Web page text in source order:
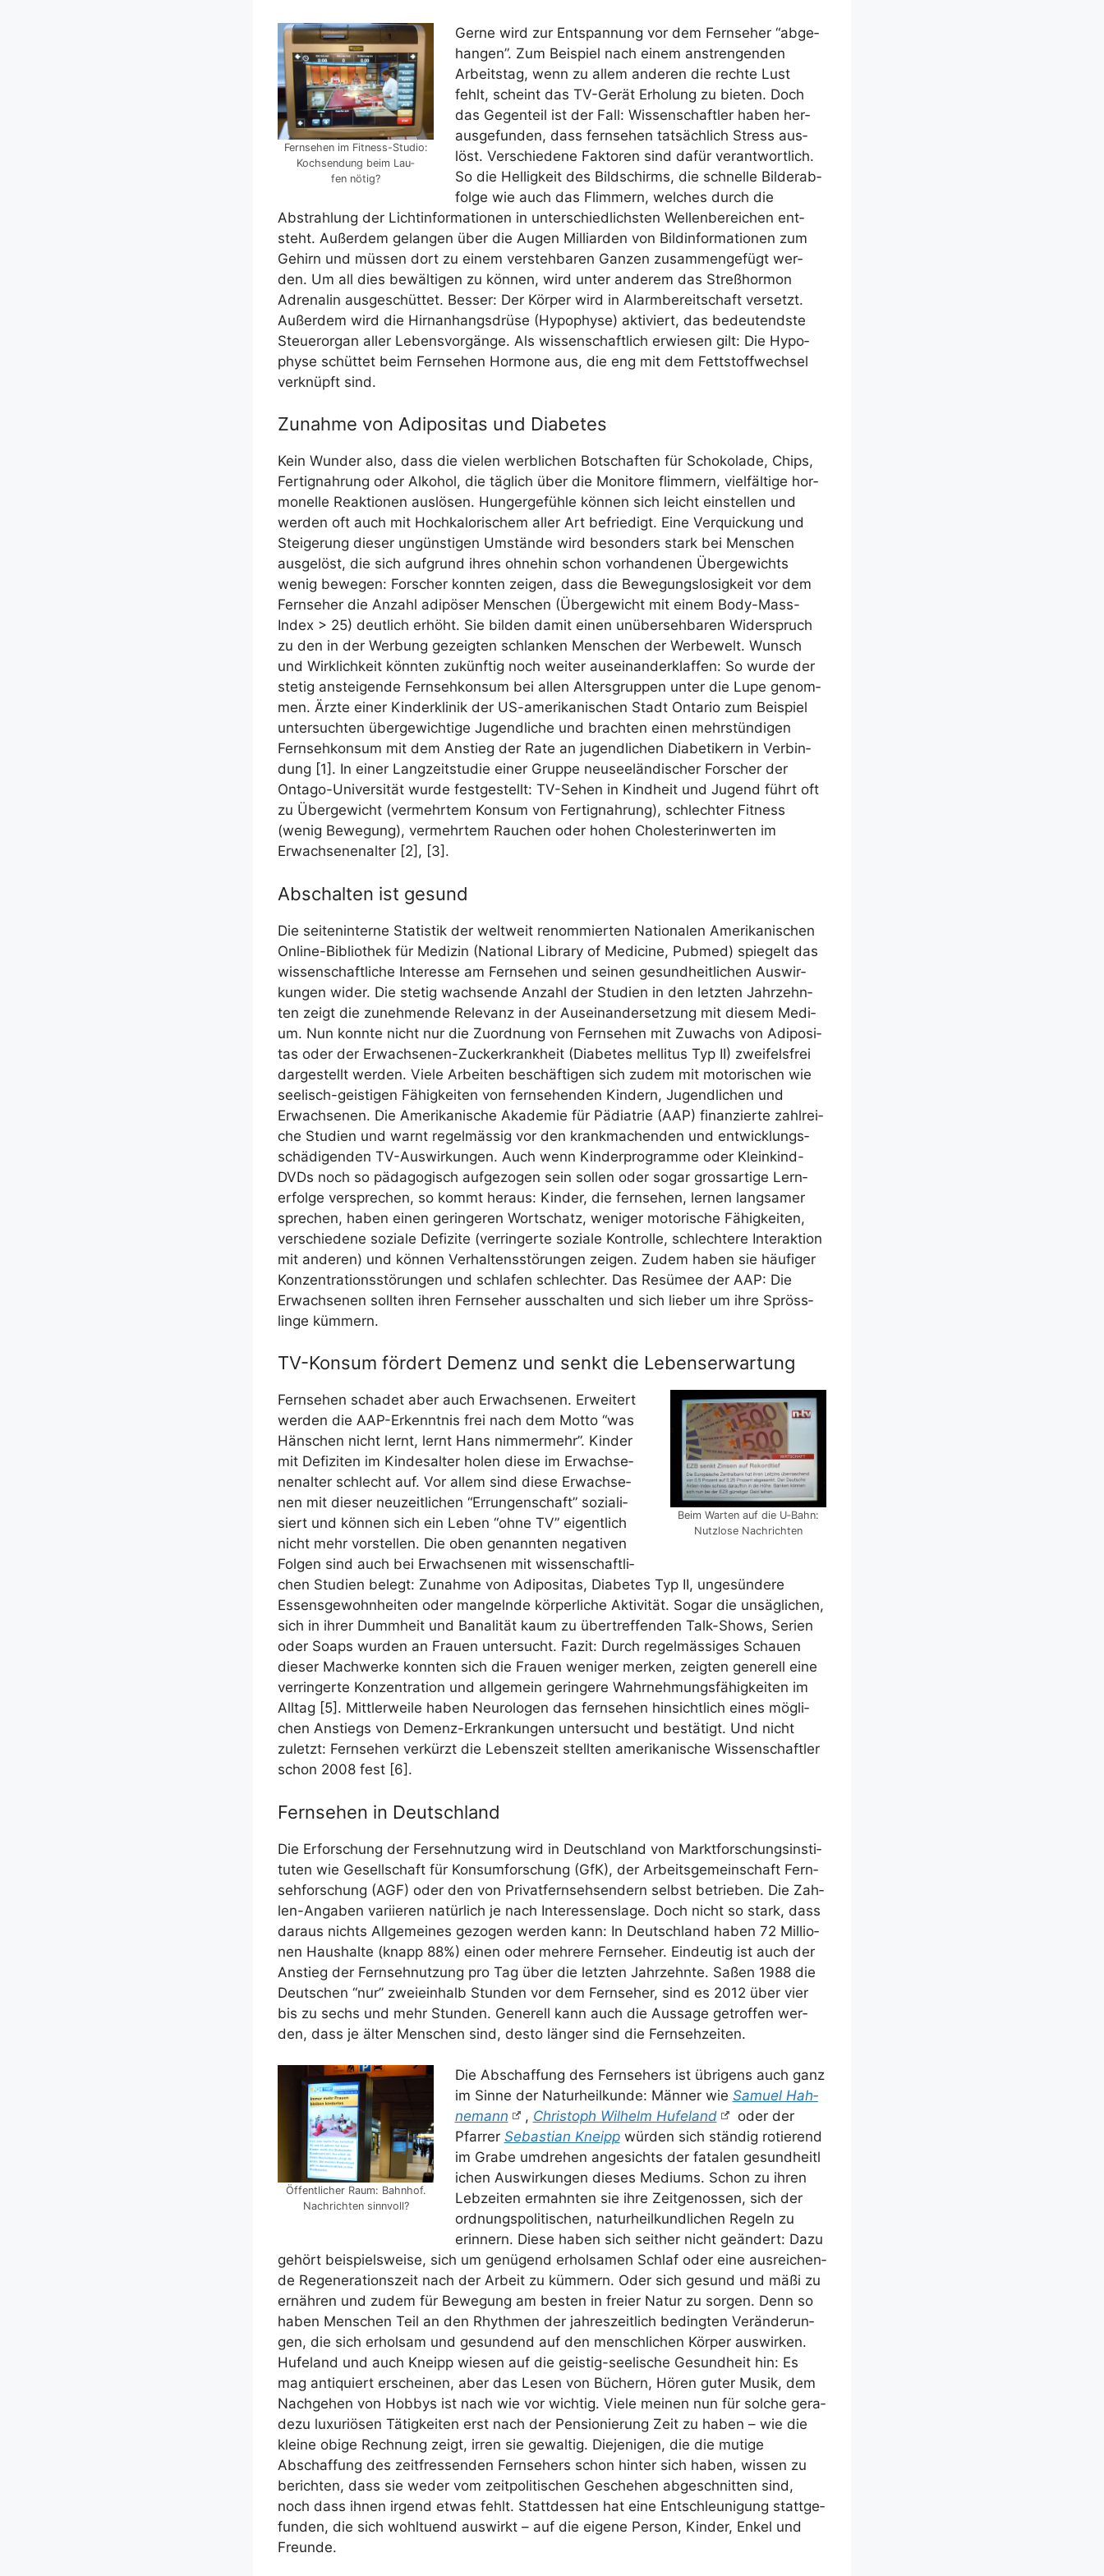
Fern­se­hen im Fit­ness-Stu­dio:
Koch­sen­dung beim Lau­
fen nötig?
Ger­ne wird zur Ent­span­nung vor dem Fern­se­her “abge­
han­gen”. Zum Bei­spiel nach einem anstren­gen­den
Arbeits­tag, wenn zu allem ande­ren die rech­te Lust
fehlt, scheint das TV-Gerät Erho­lung zu bie­ten. Doch
das Gegen­teil ist der Fall: Wis­sen­schaft­ler haben her­
aus­ge­fun­den, dass fern­se­hen tat­säch­lich Stress aus­
löst. Ver­schie­de­ne Fak­to­ren sind dafür ver­ant­wort­lich.
So die Hel­lig­keit des Bild­schirms, die schnel­le Bil­der­ab­
fol­ge wie auch das Flim­mern, wel­ches durch die
Abstrah­lung der Licht­in­for­ma­tio­nen in unter­schied­lichs­ten Wel­len­be­rei­chen ent­
steht. Außer­dem gelan­gen über die Augen Mil­li­ar­den von Bild­in­for­ma­tio­nen zum
Gehirn und müs­sen dort zu einem ver­steh­ba­ren Gan­zen zusam­men­ge­fügt wer­
den. Um all dies bewäl­ti­gen zu kön­nen, wird unter ande­rem das Streß­hor­mon
Adre­na­lin aus­ge­schüt­tet. Bes­ser: Der Kör­per wird in Alarm­be­reit­schaft ver­setzt.
Außer­dem wird die Hirn­an­hangs­drü­se (Hypo­phy­se) akti­viert, das bedeu­tends­te
Steu­er­or­gan aller Lebens­vor­gän­ge. Als wis­sen­schaft­lich erwie­sen gilt: Die Hypo­
phy­se schüt­tet beim Fern­se­hen Hor­mo­ne aus, die eng mit dem Fett­stoff­wech­sel
ver­knüpft sind.
Zunahme von Adipositas und Diabetes
Kein Wun­der also, dass die vie­len werb­li­chen Bot­schaf­ten für Scho­ko­la­de, Chips,
Fer­tig­nah­rung oder Alko­hol, die täg­lich über die Moni­to­re flim­mern, viel­fäl­ti­ge hor­
mo­nel­le Reak­tio­nen aus­lö­sen. Hun­ger­ge­füh­le kön­nen sich leicht ein­stel­len und
wer­den oft auch mit Hoch­ka­lo­ri­schem aller Art befrie­digt. Eine Ver­qui­ckung und
Stei­ge­rung die­ser ungüns­ti­gen Umstän­de wird beson­ders stark bei Men­schen
aus­ge­löst, die sich auf­grund ihres ohne­hin schon vor­han­de­nen Über­ge­wichts
wenig bewe­gen: For­scher konn­ten zei­gen, dass die Bewe­gungs­lo­sig­keit vor dem
Fern­se­her die Anzahl adi­pö­ser Men­schen (Über­ge­wicht mit einem Body-Mass-
Index > 25) deut­lich erhöht. Sie bil­den damit einen unüber­seh­ba­ren Wider­spruch
zu den in der Wer­bung gezeig­ten schlan­ken Men­schen der Wer­be­welt. Wunsch
und Wirk­lich­keit könn­ten zukünf­tig noch wei­ter aus­ein­an­der­klaf­fen: So wur­de der
ste­tig anstei­gen­de Fern­seh­kon­sum bei allen Alters­grup­pen unter die Lupe genom­
men. Ärz­te einer Kin­der­kli­nik der US-ame­ri­ka­ni­schen Stadt Onta­rio zum Bei­spiel
unter­such­ten über­ge­wich­ti­ge Jugend­li­che und brach­ten einen mehr­stün­di­gen
Fern­seh­kon­sum mit dem Anstieg der Rate an jugend­li­chen Dia­be­ti­kern in Ver­bin­
dung [1]. In einer Lang­zeit­stu­die einer Grup­pe neu­see­län­di­scher For­scher der
Onta­go-Uni­ver­si­tät wur­de fest­ge­stellt: TV-Sehen in Kind­heit und Jugend führt oft
zu Über­ge­wicht (ver­mehr­tem Kon­sum von Fer­tig­nah­rung), schlech­ter Fit­ness
(wenig Bewe­gung), ver­mehr­tem Rau­chen oder hohen Cho­le­ste­rin­wer­ten im
Erwach­se­nen­al­ter [2], [3].
Abschalten ist gesund
Die sei­ten­in­ter­ne Sta­tis­tik der welt­weit renom­mier­ten Natio­na­len Ame­ri­ka­ni­schen
Online-Biblio­thek für Medi­zin (Natio­nal Libra­ry of Medi­ci­ne, Pub­med) spie­gelt das
wis­sen­schaft­li­che Inter­es­se am Fern­se­hen und sei­nen gesund­heit­li­chen Aus­wir­
kun­gen wider. Die ste­tig wach­sen­de Anzahl der Stu­di­en in den letz­ten Jahr­zehn­
ten zeigt die zuneh­men­de Rele­vanz in der Aus­ein­an­der­set­zung mit die­sem Medi­
um. Nun konn­te nicht nur die Zuord­nung von Fern­se­hen mit Zuwachs von Adi­po­si­
tas oder der Erwach­se­nen-Zucker­krank­heit (Dia­be­tes mel­li­tus Typ II) zwei­fels­frei
dar­ge­stellt wer­den. Vie­le Arbei­ten beschäf­ti­gen sich zudem mit moto­ri­schen wie
see­lisch-geis­ti­gen Fähig­kei­ten von fern­se­hen­den Kin­dern, Jugend­li­chen und
Erwach­se­nen. Die Ame­ri­ka­ni­sche Aka­de­mie für Päd­ia­trie (AAP) finan­zier­te zahl­rei­
che Stu­di­en und warnt regel­mäs­sig vor den krank­ma­chen­den und ent­wick­lungs­
schä­di­gen­den TV-Aus­wir­kun­gen. Auch wenn Kin­der­pro­gram­me oder Klein­kind-
DVDs noch so päd­ago­gisch auf­ge­zo­gen sein sol­len oder sogar gross­ar­ti­ge Lern­
erfol­ge ver­spre­chen, so kommt her­aus: Kin­der, die fern­se­hen, ler­nen lang­sa­mer
spre­chen, haben einen gerin­ge­ren Wort­schatz, weni­ger moto­ri­sche Fähig­kei­ten,
ver­schie­de­ne sozia­le Defi­zi­te (ver­rin­ger­te sozia­le Kon­trol­le, schlech­te­re Inter­ak­ti­on
mit ande­ren) und kön­nen Ver­hal­tens­stö­run­gen zei­gen. Zudem haben sie häu­fi­ger
Kon­zen­tra­ti­ons­stö­run­gen und schla­fen schlech­ter. Das Resü­mee der AAP: Die
Erwach­se­nen soll­ten ihren Fern­se­her aus­schal­ten und sich lie­ber um ihre Spröss­
lin­ge kümmern.
TV-Konsum fördert Demenz und senkt die Lebenserwartung
Beim War­ten auf die U‑Bahn:
Nutz­lo­se Nachrichten
Fern­se­hen scha­det aber auch Erwach­se­nen. Erwei­tert
wer­den die AAP-Erkennt­nis frei nach dem Mot­to “was
Häns­chen nicht lernt, lernt Hans nim­mer­mehr”. Kin­der
mit Defi­zi­ten im Kin­des­al­ter holen die­se im Erwach­se­
nen­al­ter schlecht auf. Vor allem sind die­se Erwach­se­
nen mit die­ser neu­zeit­li­chen “Errun­gen­schaft” sozia­li­
siert und kön­nen sich ein Leben “ohne TV” eigent­lich
nicht mehr vor­stel­len. Die oben genann­ten nega­ti­ven
Fol­gen sind auch bei Erwach­se­nen mit wis­sen­schaft­li­
chen Stu­di­en belegt: Zunah­me von Adi­po­si­tas, Dia­be­tes Typ II, unge­sün­de­re
Essens­ge­wohn­hei­ten oder man­geln­de kör­per­li­che Akti­vi­tät. Sogar die unsäg­li­chen,
sich in ihrer Dumm­heit und Bana­li­tät kaum zu über­tref­fen­den Talk-Shows, Seri­en
oder Soaps wur­den an Frau­en unter­sucht. Fazit: Durch regel­mäs­si­ges Schau­en
die­ser Mach­wer­ke konn­ten sich die Frau­en weni­ger mer­ken, zeig­ten gene­rell eine
ver­rin­ger­te Kon­zen­tra­ti­on und all­ge­mein gerin­ge­re Wahr­neh­mungs­fä­hig­kei­ten im
All­tag [5]. Mitt­ler­wei­le haben Neu­ro­lo­gen das fern­se­hen hin­sicht­lich eines mög­li­
chen Anstiegs von Demenz-Erkran­kun­gen unter­sucht und bestä­tigt. Und nicht
zuletzt: Fern­se­hen ver­kürzt die Lebens­zeit stell­ten ame­ri­ka­ni­sche Wis­sen­schaft­ler
schon 2008 fest [6].
Fernsehen in Deutschland
Die Erfor­schung der Fer­seh­nut­zung wird in Deutsch­land von Markt­for­schungs­in­sti­
tu­ten wie Gesell­schaft für Kon­sum­for­schung (GfK), der Arbeits­ge­mein­schaft Fern­
seh­for­schung (AGF) oder den von Pri­vat­fern­seh­sen­dern selbst betrie­ben. Die Zah­
len-Anga­ben vari­ie­ren natür­lich je nach Inter­es­sens­la­ge. Doch nicht so stark, dass
dar­aus nichts All­ge­mei­nes gezo­gen wer­den kann: In Deutsch­land haben 72 Mil­lio­
nen Haus­hal­te (knapp 88%) einen oder meh­re­re Fern­se­her. Ein­deu­tig ist auch der
Anstieg der Fern­seh­nut­zung pro Tag über die letz­ten Jahr­zehn­te. Saßen 1988 die
Deut­schen “nur” zwei­ein­halb Stun­den vor dem Fern­se­her, sind es 2012 über vier
bis zu sechs und mehr Stun­den. Gene­rell kann auch die Aus­sa­ge getrof­fen wer­
den, dass je älter Men­schen sind, des­to län­ger sind die Fernsehzeiten.
Öffent­li­cher Raum: Bahn­hof.
Nach­rich­ten sinnvoll?
Die Abschaf­fung des Fern­se­hers ist übri­gens auch ganz
im Sin­ne der Natur­heil­kun­de: Män­ner wie Samu­el Hah­
ne­mann
, Chris­toph Wil­helm Hufe­land
oder der
Pfar­rer Sebas­ti­an Kneippwür­den sich stän­dig rotie­rend
im Gra­be umdre­hen ange­sichts der fata­len gesund­heit­l
i­chen Aus­wir­kun­gen die­ses Medi­ums. Schon zu ihren
Leb­zei­ten ermahn­ten sie ihre Zeit­ge­nos­sen, sich der
ord­nungs­po­li­ti­schen, natur­heil­kund­li­chen Regeln zu
erin­nern. Die­se haben sich seit­her nicht geän­dert: Dazu
gehört bei­spiels­wei­se, sich um genü­gend erhol­sa­men Schlaf oder eine aus­rei­chen­
de Rege­ne­ra­ti­ons­zeit nach der Arbeit zu küm­mern. Oder sich gesund und mäßi zu
ernäh­ren und zudem für Bewe­gung am bes­ten in frei­er Natur zu sor­gen. Denn so
haben Men­schen Teil an den Rhyth­men der jah­res­zeit­lich beding­ten Ver­än­de­run­
gen, die sich erhol­sam und gesun­dend auf den mensch­li­chen Kör­per aus­wir­ken.
Hufe­land und auch Kneipp wie­sen auf die geis­tig-see­li­sche Gesund­heit hin: Es
mag anti­quiert erschei­nen, aber das Lesen von Büchern, Hören guter Musik, dem
Nach­ge­hen von Hob­bys ist nach wie vor wich­tig. Vie­le mei­nen nun für sol­che gera­
de­zu luxu­riö­sen Tätig­kei­ten erst nach der Pen­sio­nie­rung Zeit zu haben – wie die
klei­ne obi­ge Rech­nung zeigt, irren sie gewal­tig. Die­je­ni­gen, die die muti­ge
Abschaf­fung des zeit­fres­sen­den Fern­se­hers schon hin­ter sich haben, wis­sen zu
berich­ten, dass sie weder vom zeit­po­li­ti­schen Gesche­hen abge­schnit­ten sind,
noch dass ihnen irgend etwas fehlt. Statt­des­sen hat eine Ent­schleu­ni­gung statt­ge­
fun­den, die sich wohl­tu­end aus­wirkt – auf die eige­ne Per­son, Kin­der, Enkel und
Freunde.